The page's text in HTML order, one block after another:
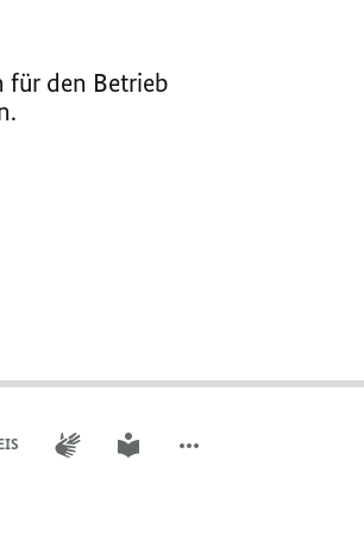
für den Betrieb
GEBÄRDENSPRACHE
LEICHTE SPRACHE